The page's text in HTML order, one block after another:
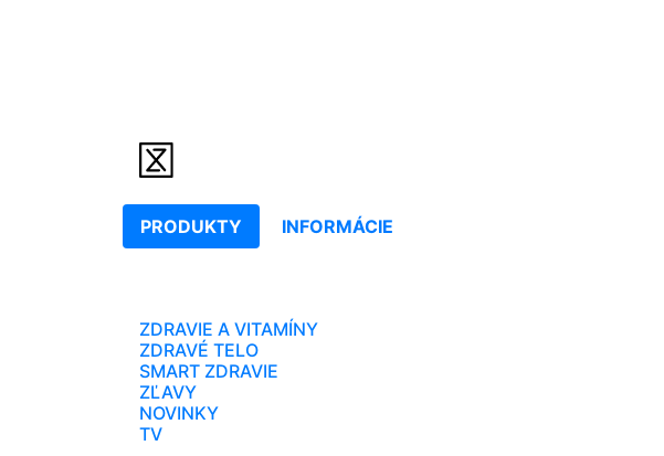
PRODUKTY INFORMÁCIE
ZDRAVIE A VITAMÍNY
ZDRAVÉ TELO
SMART ZDRAVIE
ZĽAVY
NOVINKY
TV